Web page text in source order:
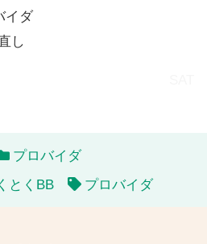
イダ
し
プロバイダ
とくBB プロバイダ